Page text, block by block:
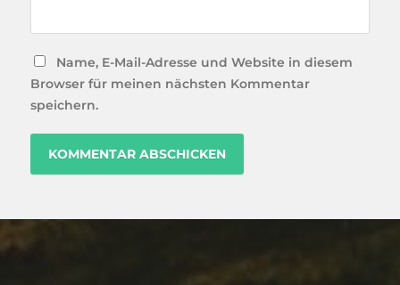
Name, E-Mail-Adresse und Website in diesem
Browser für meinen nächsten Kommentar
speichern.